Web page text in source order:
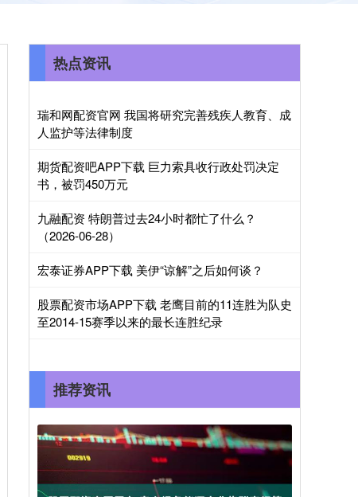
热点资讯
瑞和网配资官网 我国将研究完善残疾人教育、成
人监护等法律制度
期货配资吧APP下载 巨力索具收行政处罚决定
书，被罚450万元
九融配资 特朗普过去24小时都忙了什么？
（2026-06-28）
宏泰证券APP下载 美伊“谅解”之后如何谈？
股票配资市场APP下载 老鹰目前的11连胜为队史
至2014-15赛季以来的最长连胜纪录
推荐资讯